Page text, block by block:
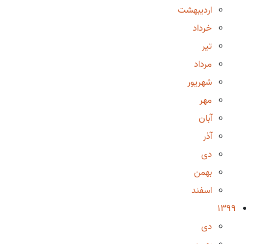
اردیبهشت
خرداد
تیر
مرداد
شهریور
مهر
آبان
آذر
دی
بهمن
اسفند
1399
دی